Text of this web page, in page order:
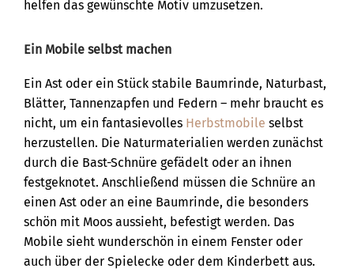
helfen das gewünschte Motiv umzusetzen.
Ein Mobile selbst machen
Ein Ast oder ein Stück stabile Baumrinde, Naturbast,
Blätter, Tannenzapfen und Federn – mehr braucht es
nicht, um ein fantasievolles Herbstmobile selbst
herzustellen. Die Naturmaterialien werden zunächst
durch die Bast-Schnüre gefädelt oder an ihnen
festgeknotet. Anschließend müssen die Schnüre an
einen Ast oder an eine Baumrinde, die besonders
schön mit Moos aussieht, befestigt werden. Das
Mobile sieht wunderschön in einem Fenster oder
auch über der Spielecke oder dem Kinderbett aus.